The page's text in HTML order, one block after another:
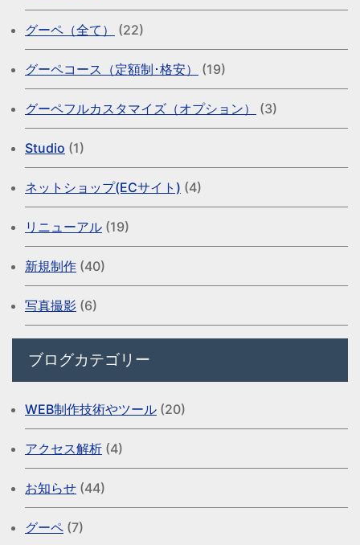
グーペ（全て） (22)
グーペコース（定額制･格安） (19)
グーペフルカスタマイズ（オプション） (3)
Studio (1)
ネットショップ(ECサイト) (4)
リニューアル (19)
新規制作 (40)
写真撮影 (6)
ブログカテゴリー
WEB制作技術やツール (20)
アクセス解析 (4)
お知らせ (44)
グーペ (7)